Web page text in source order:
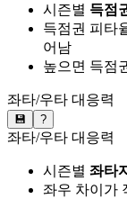
시즌별 득점
득점권 피타
어남
높으면 득점
좌타/우타 대응력
💾 ?
좌타/우타 대응력
시즌별 좌타
좌우 차이가